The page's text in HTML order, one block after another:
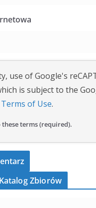
use of Google's
is subject to the
Terms of Use.
these terms (required).
Zbiorów